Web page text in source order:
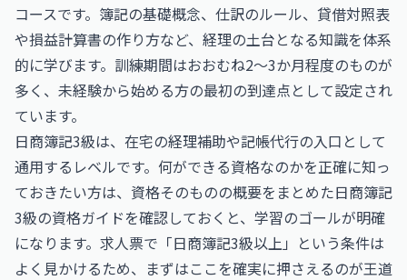
コースです。簿記の基礎概念、仕訳のルール、貸借対照表
や損益計算書の作り方など、経理の土台となる知識を体系
的に学びます。訓練期間はおおむね2〜3か月程度のものが
多く、未経験から始める方の最初の到達点として設定され
ています。
日商簿記3級は、在宅の経理補助や記帳代行の入口として
通用するレベルです。何ができる資格なのかを正確に知っ
ておきたい方は、資格そのものの概要をまとめた日商簿記
3級の資格ガイドを確認しておくと、学習のゴールが明確
になります。求人票で「日商簿記3級以上」という条件は
よく見かけるため、まずはここを確実に押さえるのが王道